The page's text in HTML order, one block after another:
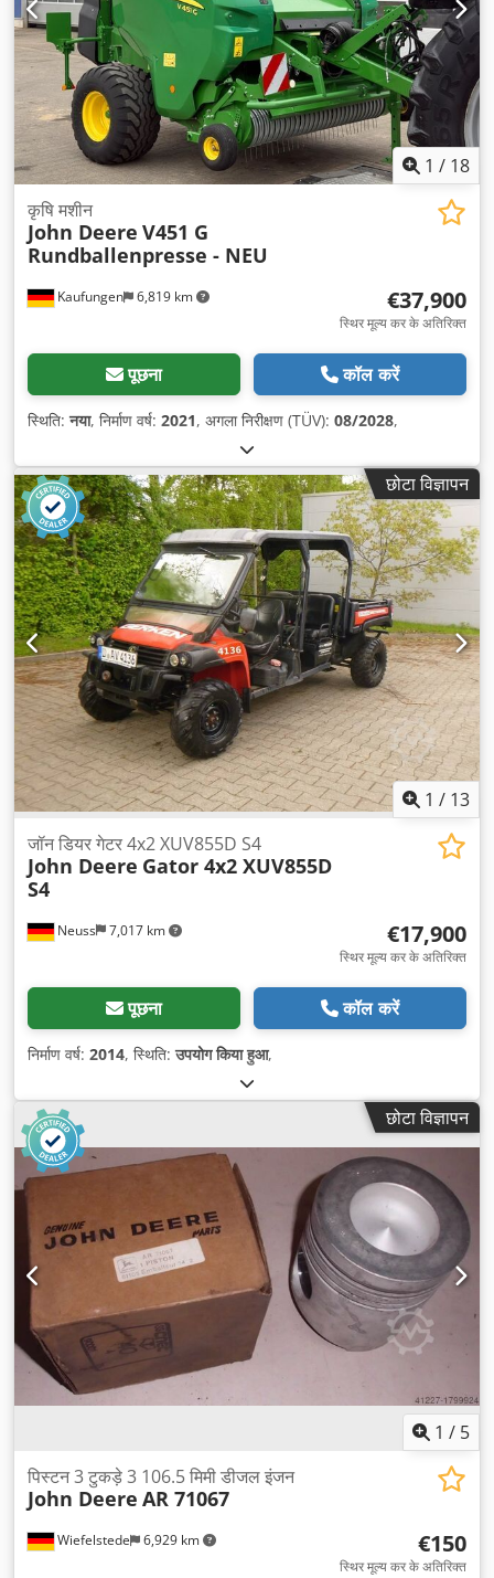
1 / 18
Kaufungen 6,819 km
कृषि मशीन
John Deere V451 G
Rundballenpresse - NEU
€37,900
स्थिर मूल्य कर के अतिरिक्त
पूछना कॉल करें
स्थिति:नया, निर्माण वर्ष: 2021, अगला निरीक्षण (TÜV): 08/2028,
छोटा विज्ञापन
1 / 13
Neuss 7,017 km
जॉन डियर गेटर 4x2 XUV855D S4
John Deere Gator 4x2 XUV855D
S4
€17,900
स्थिर मूल्य कर के अतिरिक्त
पूछना कॉल करें
निर्माण वर्ष: 2014, स्थिति:उपयोग किया हुआ,
छोटा विज्ञापन
1 / 5
Wiefelstede 6,929 km
पिस्टन 3 टुकड़े 3 106.5 मिमी डीजल इंजन
John Deere AR 71067
€150
स्थिर मूल्य कर के अतिरिक्त